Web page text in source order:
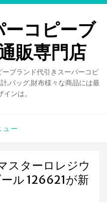
コピーブ
販専門店
ブランド代引きスーパーコピ
,バッグ,財布様々な商品には最
インは。
ュー
スターロレジウ
ル 126621が新